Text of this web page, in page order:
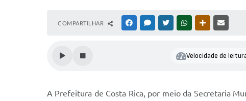
COMPARTILHAR FACEBOOKMESSENGER
TWITTERWHATSAPPOUTRAS
Velocidade de
A Prefeitura de Costa Rica, por meio da Secretaria